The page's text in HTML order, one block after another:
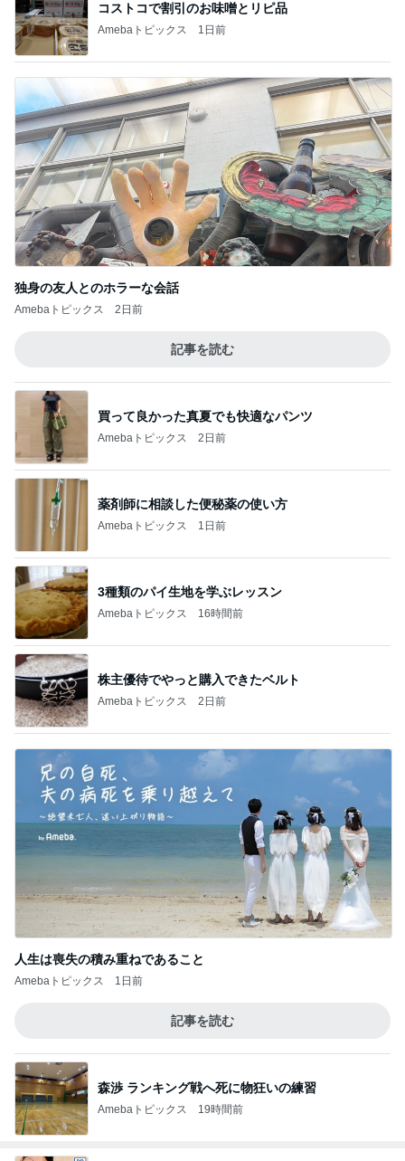
コストコで割引のお味噌とリピ品
Amebaトピックス 1日前
独身の友人とのホラーな会話
Amebaトピックス 2日前
記事を読む
買って良かった真夏でも快適なパンツ
Amebaトピックス 2日前
薬剤師に相談した便秘薬の使い方
Amebaトピックス 1日前
3種類のパイ生地を学ぶレッスン
Amebaトピックス 16時間前
株主優待でやっと購入できたベルト
Amebaトピックス 2日前
人生は喪失の積み重ねであること
Amebaトピックス 1日前
記事を読む
森渉 ランキング戦へ死に物狂いの練習
Amebaトピックス 19時間前